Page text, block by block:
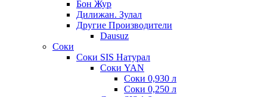
Бон Жур
Дилижан. Зулал
Другие Производители
Dausuz
Соки
Соки SIS Натурал
Соки YAN
Соки 0,930 л
Соки 0,250 л